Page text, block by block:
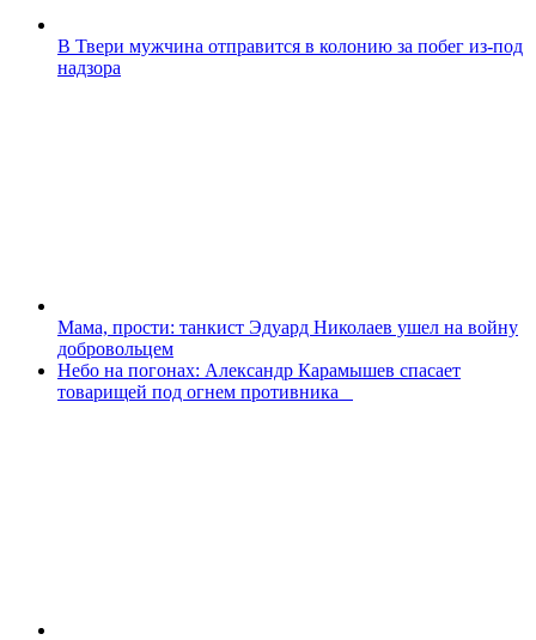
В Твери мужчина отправится в колонию за побег из-под
надзора
Мама, прости: танкист Эдуард Николаев ушел на войну
добровольцем
Небо на погонах: Александр Карамышев спасает
товарищей под огнем противника